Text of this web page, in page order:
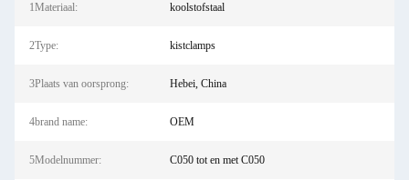
1Materiaal: koolstofstaal
2Type: kistclamps
3Plaats van oorsprong: Hebei, China
4brand name: OEM
5Modelnummer: C050 tot en met C050